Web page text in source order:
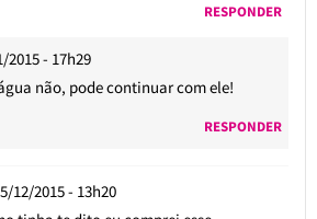
RESPONDER
2015 - 17h29
não, pode continuar com ele!
RESPONDER
12/2015 - 13h20